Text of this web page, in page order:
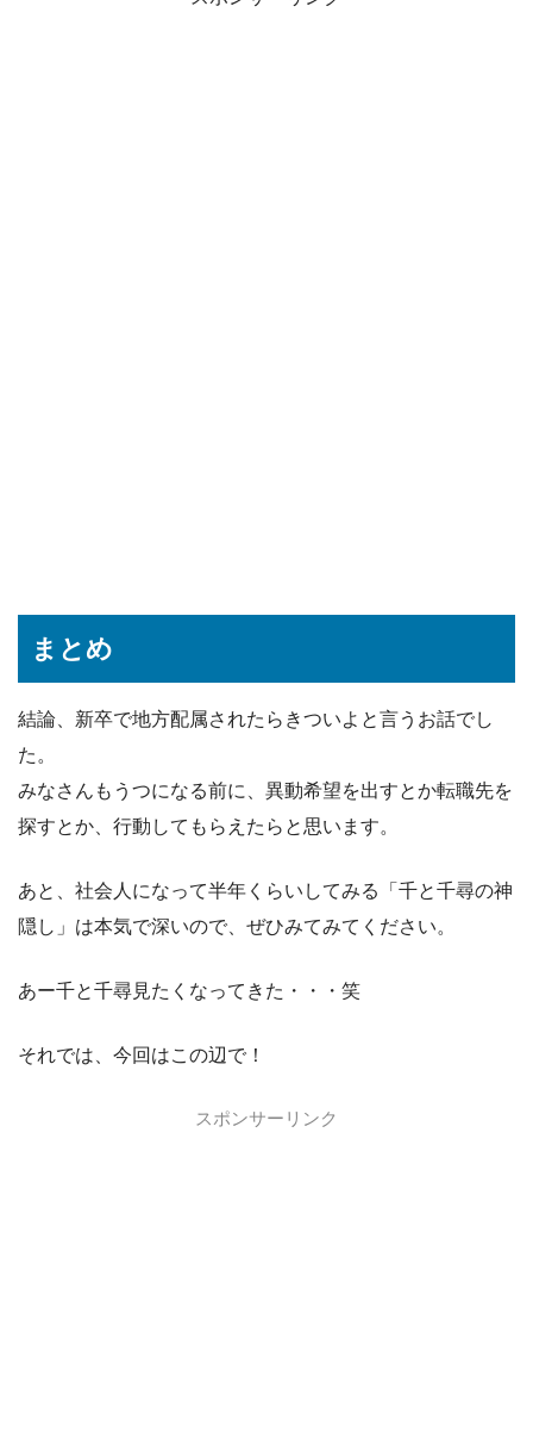
まとめ
結論、新卒で地方配属されたらきついよと言うお話でし
た。
みなさんもうつになる前に、異動希望を出すとか転職先を
探すとか、行動してもらえたらと思います。
あと、社会人になって半年くらいしてみる「千と千尋の神
隠し」は本気で深いので、ぜひみてみてください。
あー千と千尋見たくなってきた・・・笑
それでは、今回はこの辺で！
スポンサーリンク